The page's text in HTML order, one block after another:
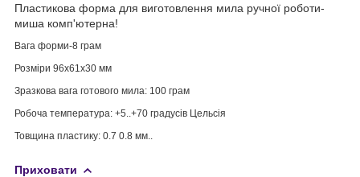
Пластикова форма для виготовлення мила ручної роботи-
миша комп'ютерна!
Вага форми-8 грам
Розміри 96х61х30 мм
Зразкова вага готового мила: 100 грам
Робоча температура: +5..+70 градусів Цельсія
Товщина пластику: 0.7 0.8 мм..
Приховати